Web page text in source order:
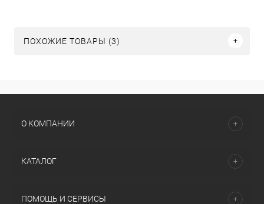
ПОХОЖИЕ ТОВАРЫ (3)
О КОМПАНИИ
КАТАЛОГ
ПОМОЩЬ И СЕРВИСЫ